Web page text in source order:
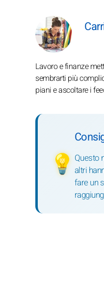
Lavoro e finanze
sembrarti più
piani e ascoltare i
💡 Questo
altri
fare un